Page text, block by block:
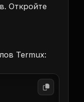
Откройте
Termux: